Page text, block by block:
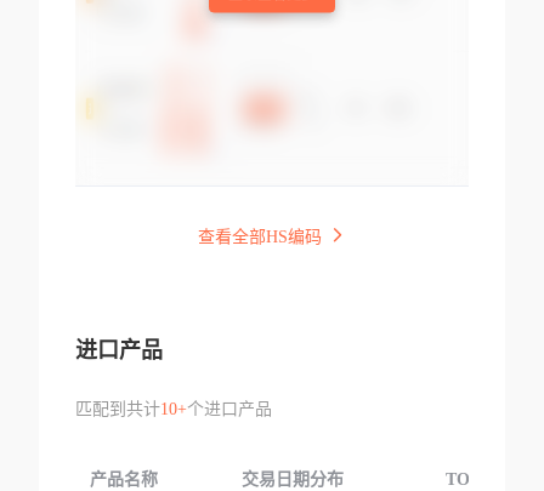
查看全部HS编码
进口产品
匹配到共计10+个进口产品
产品名称 交易日期分布 TOP3交易国